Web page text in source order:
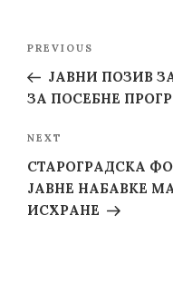
Previous
Post
PREVIOUS
ЈАВНИ ПОЗИВ
ЗА ПОСЕБНЕ
Next
Post
NEXT
СТАРОГРАДСКА
ЈАВНЕ НАБАВКЕ
ИСХРАНЕ